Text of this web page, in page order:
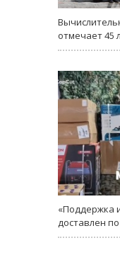
отмечает 45
«Поддержка
доставлен